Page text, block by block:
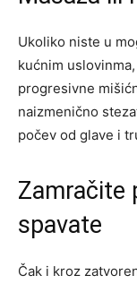
Ukoliko niste u
kućnim
progresivne
naizmenično
počev od glave i
Zamračite
spavate
Čak i kroz